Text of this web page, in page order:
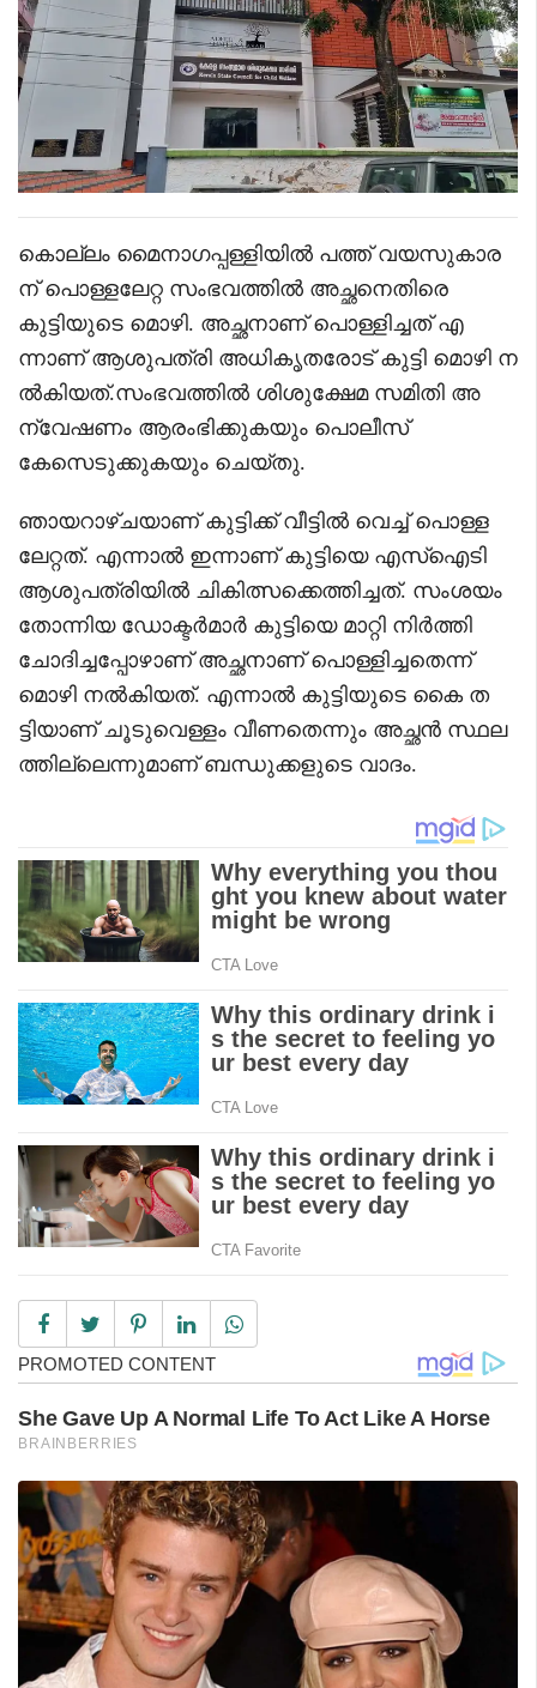
കൊല്ലം മൈനാഗപ്പള്ളിയിൽ പത്ത് വയസുകാര
ന് പൊള്ളലേറ്റ സംഭവത്തിൽ അച്ഛനെതിരെ
കുട്ടിയുടെ മൊഴി. അച്ഛനാണ് പൊള്ളിച്ചത് എ
ന്നാണ് ആശുപത്രി അധികൃതരോട് കുട്ടി മൊഴി ന
ൽകിയത്.സംഭവത്തിൽ ശിശുക്ഷേമ സമിതി അ
ന്വേഷണം ആരംഭിക്കുകയും പൊലീസ്
കേസെടുക്കുകയും ചെയ്തു.
ഞായറാഴ്ചയാണ് കുട്ടിക്ക് വീട്ടിൽ വെച്ച് പൊള്ള
ലേറ്റത്. എന്നാൽ ഇന്നാണ് കുട്ടിയെ എസ്‌ഐടി
ആശുപത്രിയിൽ ചികിത്സക്കെത്തിച്ചത്. സംശയം
തോന്നിയ ഡോക്ടർമാർ കുട്ടിയെ മാറ്റി നിർത്തി
ചോദിച്ചപ്പോഴാണ് അച്ഛനാണ് പൊള്ളിച്ചതെന്ന്
മൊഴി നൽകിയത്. എന്നാൽ കുട്ടിയുടെ കൈ ത
ട്ടിയാണ് ചൂടുവെള്ളം വീണതെന്നും അച്ഛൻ സ്ഥല
ത്തില്ലെന്നുമാണ് ബന്ധുക്കളുടെ വാദം.